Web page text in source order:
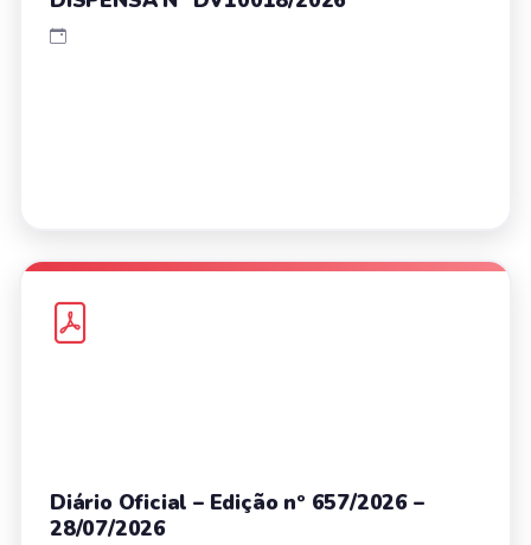
Diário Oficial – Edição nº 657/2026 –
28/07/2026